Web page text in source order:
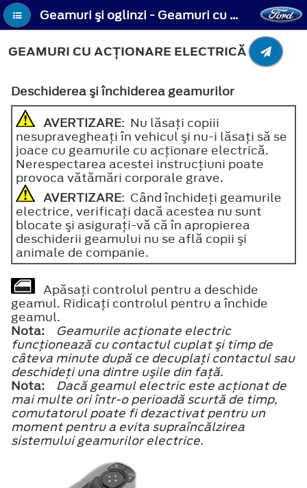
Geamuri şi oglinzi - Geamuri cu acţionare electrică
GEAMURI CU ACŢIONARE ELECTRICĂ
Deschiderea şi închiderea geamurilor
AVERTIZARE: Nu lăsaţi copiii
nesupravegheaţi în vehicul şi nu-i lăsaţi să se
joace cu geamurile cu acţionare electrică.
Nerespectarea acestei instrucţiuni poate
provoca vătămări corporale grave.
AVERTIZARE: Când închideţi geamurile
electrice, verificaţi dacă acestea nu sunt
blocate şi asiguraţi-vă că în apropierea
deschiderii geamului nu se află copii şi
animale de companie.
Apăsaţi controlul pentru a deschide
geamul. Ridicaţi controlul pentru a închide
geamul.
Nota:
Geamurile acţionate electric
funcţionează cu contactul cuplat şi timp de
câteva minute după ce decuplaţi contactul sau
deschideţi una dintre uşile din faţă.
Nota:
Dacă geamul electric este acţionat de
mai multe ori într-o perioadă scurtă de timp,
comutatorul poate fi dezactivat pentru un
moment pentru a evita supraîncălzirea
sistemului geamurilor electrice.